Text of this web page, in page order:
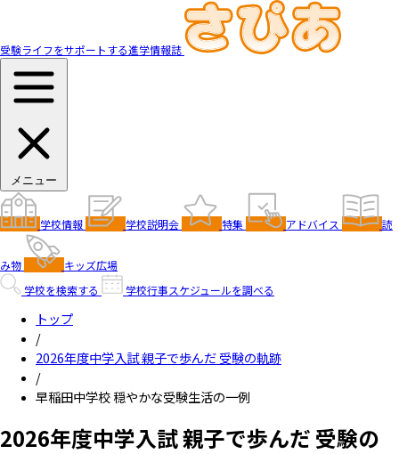
受験ライフをサポートする進学情報誌
メニュー
学校情報 学校説明会 特集 アドバイス 読
み物
キッズ広場
学校を検索する
学校行事スケジュールを調べる
トップ
/
2026年度中学入試 親子で歩んだ 受験の軌跡
/
早稲田中学校 穏やかな受験生活の一例
2026年度中学入試 親子で歩んだ 受験の